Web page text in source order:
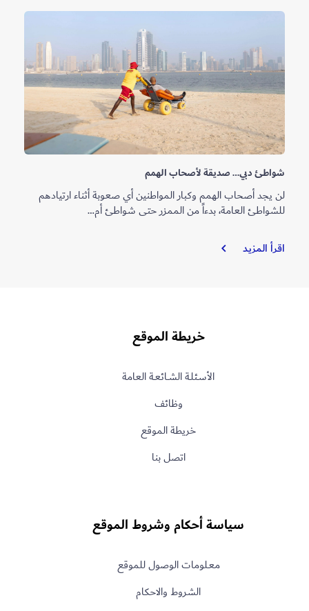
كيف
دبي
خدماتها
إلى
المتعاملين
في
منازلهم؟
شواطئ دبي… صديقة لأصحاب الهمم
لن يجد أصحاب الهمم وكبار المواطنين أي صعوبة أثناء ارتيادهم
للشواطئ العامة، بدءاً من الممزر حتى شواطئ أم…
اقرأ المزيد
شواطئ
خريطة الموقع
الأسـئلـة الشــائعـة العامة
وظائف
خريطة الموقع
اتصل بنا
سياسة أحكام وشروط الموقع
معـلومات الوصول للموقع
الشروط والاحكام